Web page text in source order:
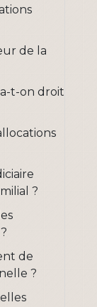
de la
t-on droit
?
de
?